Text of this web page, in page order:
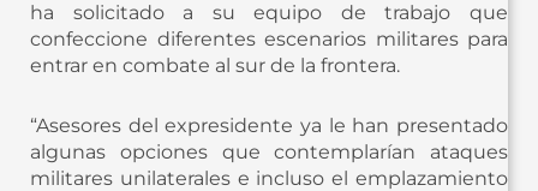
ha solicitado a su equipo de trabajo que
confeccione diferentes escenarios militares para
entrar en combate al sur de la frontera.
“Asesores del expresidente ya le han presentado
algunas opciones que contemplarían ataques
militares unilaterales e incluso el emplazamiento